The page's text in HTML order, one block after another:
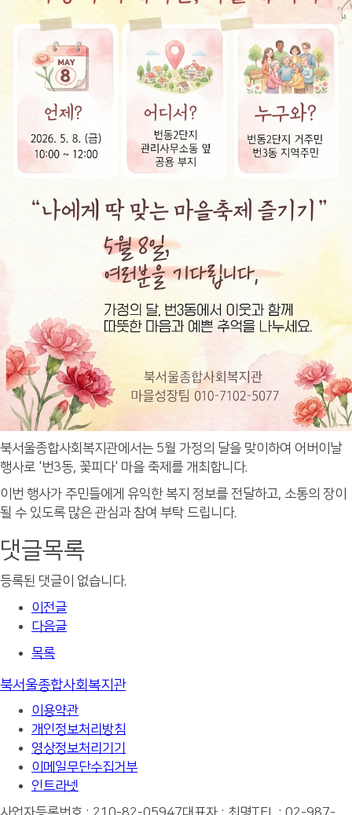
북서울종합사회복지관에서는 5월 가정의 달을 맞이하여 어버이날
행사로 '번3동, 꽃피다' 마을 축제를 개최합니다.
이번 행사가 주민들에게 유익한 복지 정보를 전달하고, 소통의 장이
될 수 있도록 많은 관심과 참여 부탁 드립니다.
댓글목록
등록된 댓글이 없습니다.
이전글
다음글
목록
북서울종합사회복지관
이용약관
개인정보처리방침
영상정보처리기기
이메일무단수집거부
인트라넷